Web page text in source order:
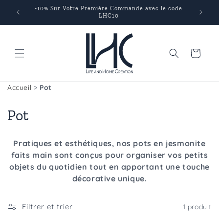
passer-10% Sur Votre Première Commande avec le code
LHC10
Panier
Accueil > Pot
C
l
c
Pot
Pratiques et esthétiques, nos pots en jesmonite
faits main sont conçus pour organiser vos petits
objets du quotidien tout en apportant une touche
décorative unique.
Filtrer et trier 1 produit